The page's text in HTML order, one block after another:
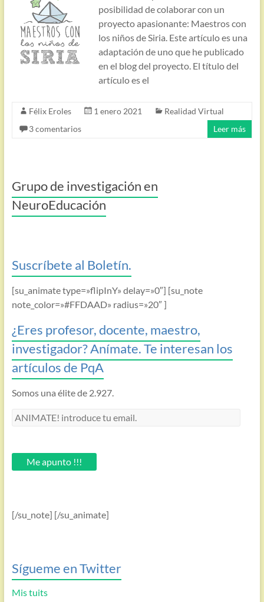
posibilidad de colaborar con un
proyecto apasionante: Maestros con
los niños de Siria. Este artículo es una
adaptación de uno que he publicado
en el blog del proyecto. El título del
artículo es el
Félix Eroles 1 enero 2021
Realidad Virtual
3 comentarios
Leer más
Grupo de investigación en
NeuroEducación
Suscríbete al Boletín.
[su_animate type=»flipInY» delay=»0″] [su_note
note_color=»#FFDAAD» radius=»20″ ]
¿Eres profesor, docente, maestro,
investigador? Anímate. Te interesan los
artículos de PqA
Somos una élite de 2.927.
ANIMATE!
email.Me apunto !!!
[/su_note] [/su_animate]
Sígueme en Twitter
Mis tuits